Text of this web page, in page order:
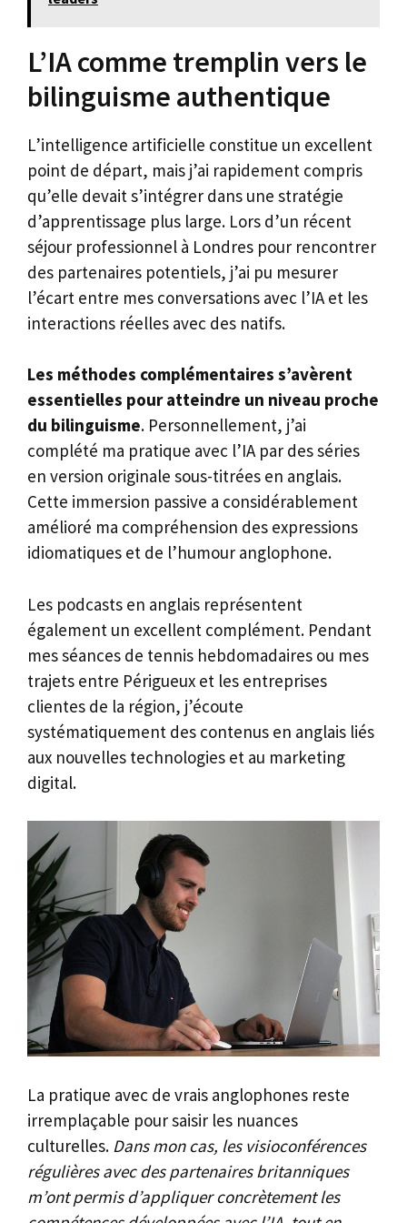
L’IA comme tremplin vers le
bilinguisme authentique
L’intelligence artificielle constitue un excellent
point de départ, mais j’ai rapidement compris
qu’elle devait s’intégrer dans une stratégie
d’apprentissage plus large. Lors d’un récent
séjour professionnel à Londres pour rencontrer
des partenaires potentiels, j’ai pu mesurer
l’écart entre mes conversations avec l’IA et les
interactions réelles avec des natifs.
Les méthodes complémentaires s’avèrent
essentielles pour atteindre un niveau proche
du bilinguisme. Personnellement, j’ai
complété ma pratique avec l’IA par des séries
en version originale sous-titrées en anglais.
Cette immersion passive a considérablement
amélioré ma compréhension des expressions
idiomatiques et de l’humour anglophone.
Les podcasts en anglais représentent
également un excellent complément. Pendant
mes séances de tennis hebdomadaires ou mes
trajets entre Périgueux et les entreprises
clientes de la région, j’écoute
systématiquement des contenus en anglais liés
aux nouvelles technologies et au marketing
digital.
La pratique avec de vrais anglophones reste
irremplaçable pour saisir les nuances
culturelles. Dans mon cas, les visioconférences
régulières avec des partenaires britanniques
m’ont permis d’appliquer concrètement les